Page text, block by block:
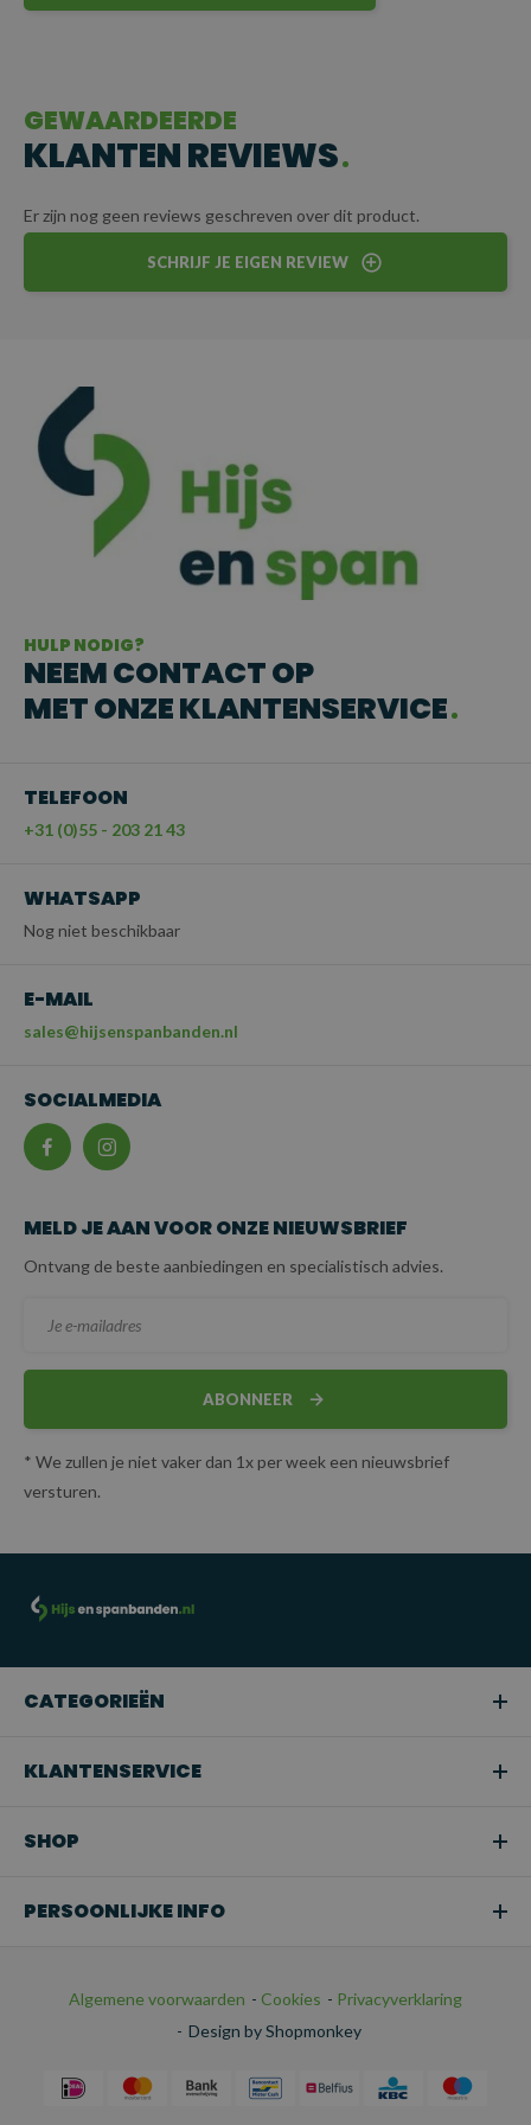
GEWAARDEERDE
KLANTEN REVIEWS
Er zijn nog geen reviews geschreven over dit product.
SCHRIJF JE EIGEN REVIEW
HULP NODIG?
NEEM CONTACT OP
MET ONZE KLANTENSERVICE
TELEFOON
+31 (0)55 - 203 21 43
WHATSAPP
Nog niet beschikbaar
E-MAIL
sales@hijsenspanbanden.nl
SOCIALMEDIA
MELD JE AAN VOOR ONZE NIEUWSBRIEF
Ontvang de beste aanbiedingen en specialistisch advies.
ABONNEER
* We zullen je niet vaker dan 1x per week een nieuwsbrief
versturen.
CATEGORIEËN
KLANTENSERVICE
SHOP
PERSOONLIJKE INFO
Algemene voorwaarden - Cookies - Privacyverklaring
- Design by Shopmonkey